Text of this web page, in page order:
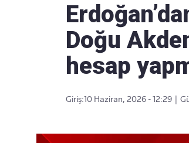
Doğu
hesap
Giriş:10 Haziran, 2026 - 12:29